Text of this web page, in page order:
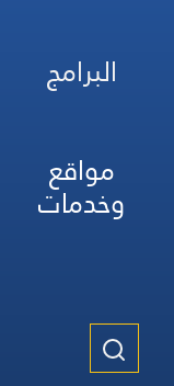
البرامج
مواقع
وخدمات